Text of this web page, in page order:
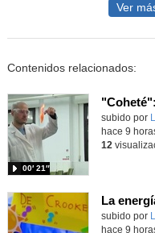
Ver
Contenidos relacionados:
Contenido
subido por
00′ 21″
hace 9
12
Contenido
subido por
hace 9